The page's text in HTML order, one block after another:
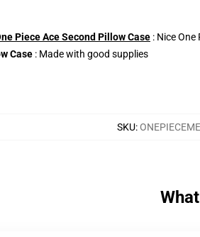
Piece Ace Second Pillow Case : Nice
Case : Made with good supplies
SKU: